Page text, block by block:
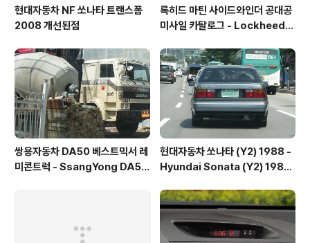
현대자동차 NF 쏘나타 트랜스폼
2008 개선된점
록히드 마틴 사이드와인더 공대공
미사일 카탈로그 - Lockheed
1996
쌍용자동차 DA50 베스트믹서 레
미콘트럭 - SsangYong DA50
현대자동차 쏘나타 (Y2) 1988 -
Hyundai Sonata (Y2) 1988